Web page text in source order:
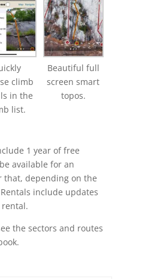
climb
in the
list.
Beautiful full
screen smart
topos.
1 year of free
available for an
that, depending on the
include updates
the sectors and routes